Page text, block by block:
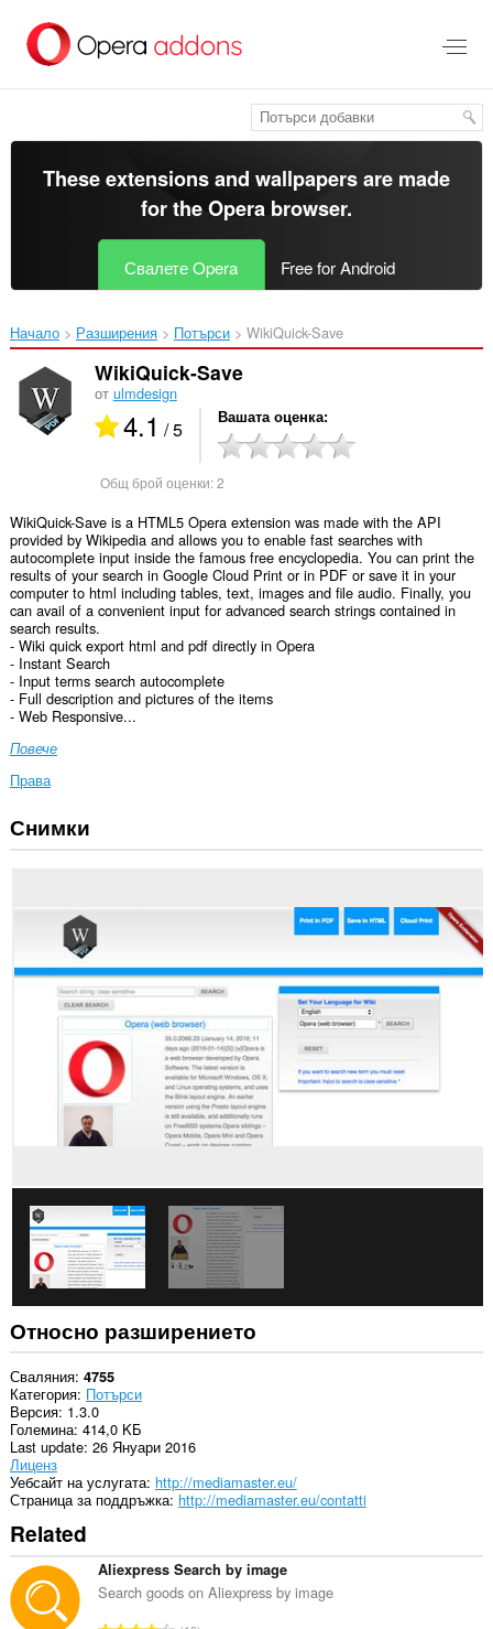
главното
съдържание
These extensions and wallpapers are made
for theOpera browser.
Свалете Opera Free for Android
Начало Разширения Потърси WikiQuick-Save‎
WikiQuick-Save
от ulmdesign
4.1 / 5 Вашата оценка
Общ брой оценки:2
WikiQuick-Save is a HTML5 Opera extension was made with the API
provided by Wikipedia and allows you to enable fast searches with
autocomplete input inside the famous free encyclopedia. You can print the
results of your search in Google Cloud Print or in PDF or save it in your
computer to html including tables, text, images and file audio. Finally, you
can avail of a convenient input for advanced search strings contained in
search results.
- Wiki quick export html and pdf directly in Opera
- Instant Search
- Input terms search autocomplete
- Full description and pictures of the items
- Web Responsive...
Повече
Права
Това
разширение
ви
сайтове.
разширение
осъществява
дейността
сърфиране.
Снимки
Относно разширението
Сваляния 4755
Категория Потърси
Версия 1.3.0
Големина 414,0 KБ
Last update 26 Януари 2016
Лиценз
Уебсайт на услугата http://mediamaster.eu/
Страница за поддръжка http://mediamaster.eu/contatti
Related
Aliexpress Search by image
Search goods on Aliexpress by image